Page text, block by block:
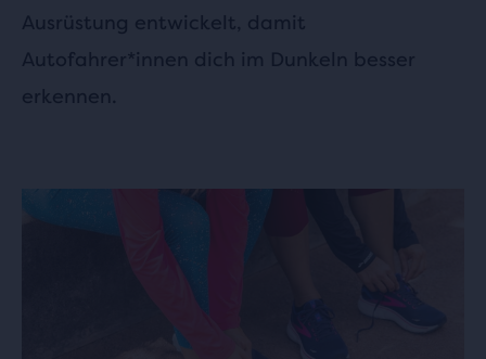
Ausrüstung entwickelt, damit
Autofahrer*innen dich im Dunkeln besser
erkennen.